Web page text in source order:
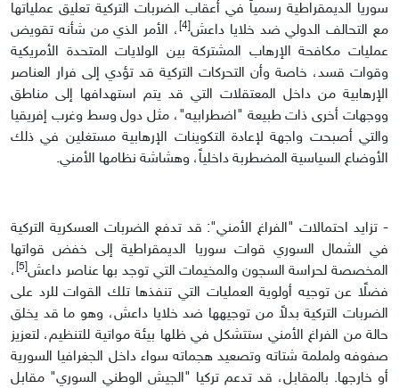
سوريا الديمقراطية رسمياً في أعقاب الضربات التركية تعليق عملياتها
مع التحالف الدولي ضد خلايا داعش
، الأمر الذي من شأنه تقويض
عمليات مكافحة الإرهاب المشتركة بين الولايات المتحدة الأمريكية
وقوات قسد، خاصة وأن التحركات التركية قد تؤدي إلى فرار العناصر
الإرهابية من داخل المعتقلات التي قد يتم استهدافها إلى مناطق
ووجهات أخرى ذات طبيعة "اضطرابيه"، مثل دول وسط وغرب إفريقيا
والتي أصبحت واجهة لإعادة التكوينات الإرهابية مستغلين في ذلك
الأوضاع السياسية المضطربة داخلياً، وهشاشة نظامها الأمني.
- تزايد احتمالات "الفراغ الأمني": قد تدفع الضربات العسكرية التركية
في الشمال السوري قوات سوريا الديمقراطية إلى خفض قواتها
المخصصة لحراسة السجون والمخيمات التي توجد بها عناصر داعش
،
فضلًا عن توجيه أولوية العمليات التي تنفذها تلك القوات للرد على
الضربات التركية بدلاً من توجيهها ضد خلايا داعش، وهو ما قد يخلق
حالة من الفراغ الأمني ستتشكل في ظلها بيئة مواتية للتنظيم، لتعزيز
صفوفه ولملمة شتاته وتصعيد هجماته سواء داخل الجغرافيا السورية
أو خارجها. بالمقابل، قد تدعم تركيا "الجيش الوطني السوري" مقابل